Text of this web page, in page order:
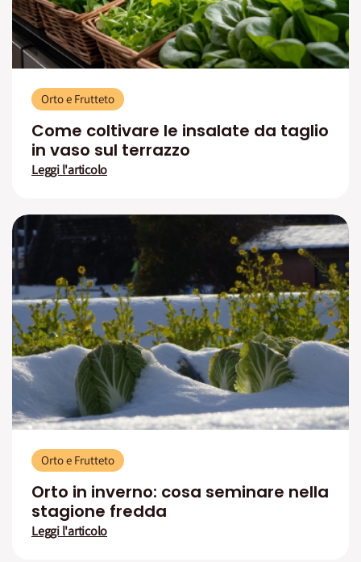
Orto e Frutteto
Come coltivare le insalate da taglio
in vaso sul terrazzo
Leggi l'articolo
Orto e Frutteto
Orto in inverno: cosa seminare nella
stagione fredda
Leggi l'articolo